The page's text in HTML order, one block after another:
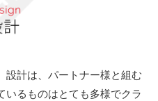
設計は、パートナー様と組む
いるものはとても多様でクラ